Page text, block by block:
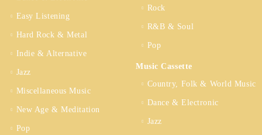
Easy Listening
Hard Rock & Metal
Indie & Alternative
Jazz
Miscellaneous Music
New Age & Meditation
Pop
Rock
R&B & Soul
Pop
Music Cassette
Country, Folk & World Music
Dance & Electronic
Jazz